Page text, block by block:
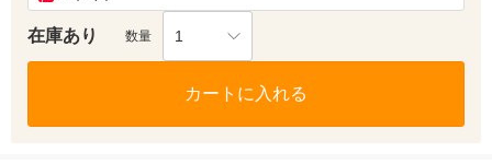
在庫あり 数量 1
カートに入れる